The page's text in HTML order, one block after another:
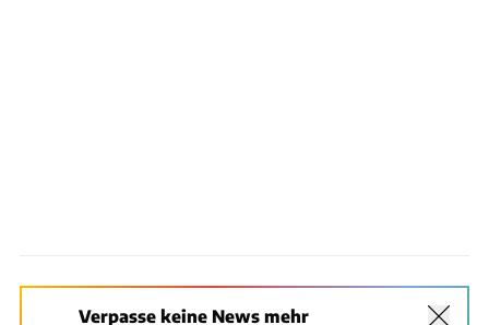
Verpasse keine News mehr